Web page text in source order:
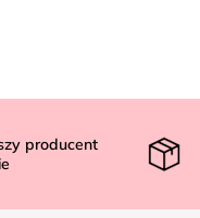
producent